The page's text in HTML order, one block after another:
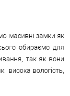
масивні замки як
обираємо для
так як вони
висока вологість,